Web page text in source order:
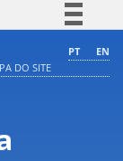
BR
PT
EN
DO SITE